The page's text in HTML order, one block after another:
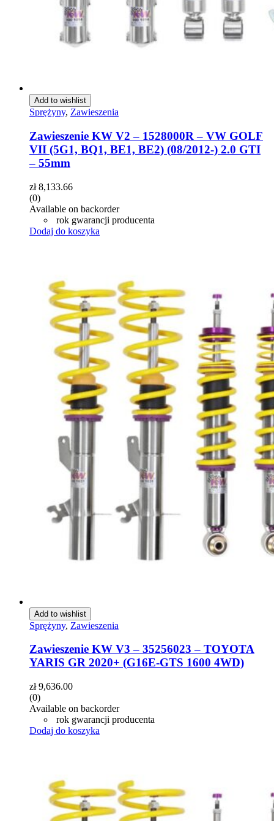
Add to wishlist
Sprężyny, Zawieszenia
Zawieszenie KW V2 – 1528000R – VW GOLF
VII (5G1, BQ1, BE1, BE2) (08/2012-) 2.0 GTI
– 55mm
zł8,133.66
(0)
Available on backorder
rok gwarancji producenta
Dodaj do koszyka
Add to wishlist
Sprężyny, Zawieszenia
Zawieszenie KW V3 – 35256023 – TOYOTA
YARIS GR 2020+ (G16E-GTS 1600 4WD)
zł9,636.00
(0)
Available on backorder
rok gwarancji producenta
Dodaj do koszyka